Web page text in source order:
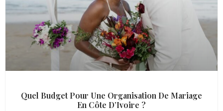
Quel Budget Pour Une Organisation De Mariage
En Côte D’Ivoire ?